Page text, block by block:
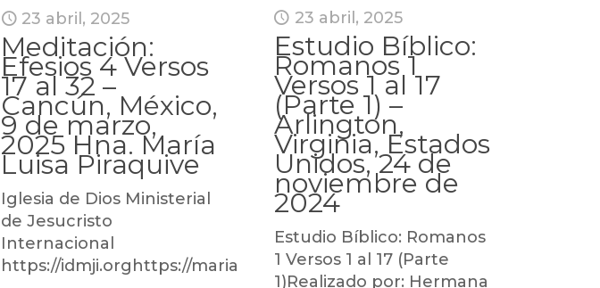
23 abril, 2025
Meditación:
Efesios 4 Versos
17 al 32 –
Cancún, México,
9 de marzo,
2025 Hna. María
Luisa Piraquive
Iglesia de Dios Ministerial
de Jesucristo
Internacional
https://idmji.orghttps://marialuisapiraquive.com
23 abril, 2025
Estudio Bíblico:
Romanos 1
Versos 1 al 17
(Parte 1) –
Arlington,
Virginia, Estados
Unidos, 24 de
noviembre de
2024
Estudio Bíblico: Romanos
1 Versos 1 al 17 (Parte
1)Realizado por: Hermana